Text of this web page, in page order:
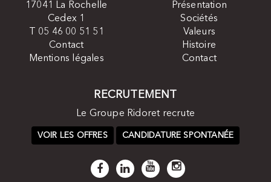
17041 La Rochelle
Cedex 1
T 05 46 00 51 51
Contact
Mentions légales
Présentation
Sociétés
Valeurs
Histoire
Contact
RECRUTEMENT
Le Groupe Ridoret recrute
VOIR LES OFFRES CANDIDATURE SPONTANÉE